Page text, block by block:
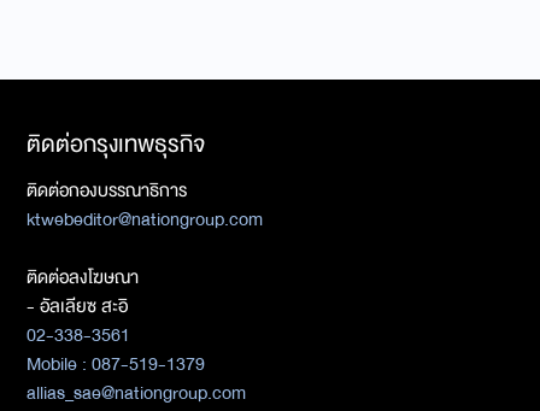
ติดต่อกรุงเทพธุรกิจ
ติดต่อกองบรรณาธิการ
ktwebeditor@nationgroup.com
ติดต่อลงโฆษณา
- อัลเลียซ สะอิ
02-338-3561
Mobile : 087-519-1379
allias_sae@nationgroup.com